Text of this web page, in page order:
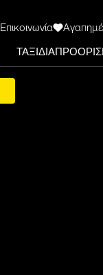
Επικοινωνία
ΤΑΞΙΔΙΑ